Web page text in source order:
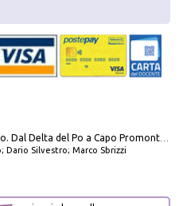
777 Alto Adriatico. Dal Delta del Po a Capo Promontore. Con QR Code
Dario Silvestro; Marco Sbrizzi